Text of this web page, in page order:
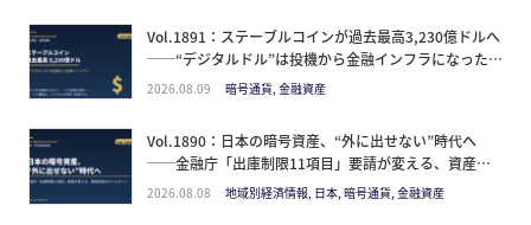
Vol.1891：ステーブルコインが過去最高3,230億ドルへ
──“デジタルドル”は投機から金融インフラになった。
日本人が見るべきは価格ではなく「どの通貨の器か」
2026.08.09 暗号通貨, 金融資産
Vol.1890：日本の暗号資産、“外に出せない”時代へ
──金融庁「出庫制限11項目」要請が変える、資産防
衛のタイムライン
2026.08.08 地域別経済情報, 日本, 暗号通貨, 金融資産